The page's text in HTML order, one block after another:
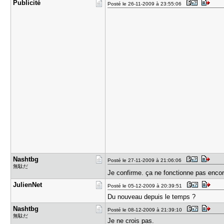
Publicité Posté le 26-11-2009 à 23:55:06
Nashtbg
無駄だ
Posté le 27-11-2009 à 21:06:06
Je confirme. ça ne fonctionne pas
JulienNet
Posté le 05-12-2009 à 20:39:51
Du nouveau depuis le temps ?
Nashtbg
無駄だ
Posté le 08-12-2009 à 21:39:10
Je ne crois pas.